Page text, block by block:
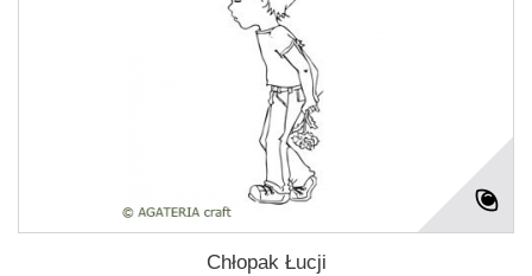
Chłopak Łucji